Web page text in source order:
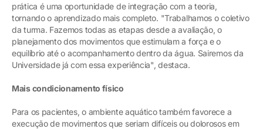
prática é uma oportunidade de integração com a teoria,
tornando o aprendizado mais completo. "Trabalhamos o coletivo
da turma. Fazemos todas as etapas desde a avaliação, o
planejamento dos movimentos que estimulam a força e o
equilíbrio até o acompanhamento dentro da água. Sairemos da
Universidade já com essa experiência", destaca.
Mais condicionamento físico
Para os pacientes, o ambiente aquático também favorece a
execução de movimentos que seriam difíceis ou dolorosos em